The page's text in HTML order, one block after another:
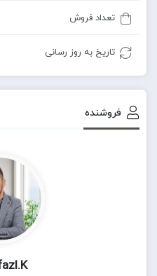
تعداد فروش
تاریخ به روز رسانی
فروشنده